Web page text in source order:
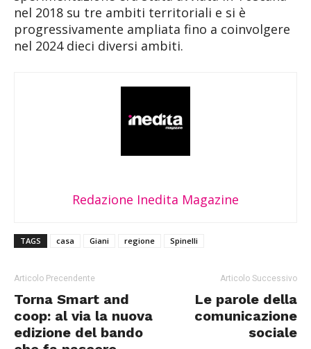
nel 2018 su tre ambiti territoriali e si è
progressivamente ampliata fino a coinvolgere
nel 2024 dieci diversi ambiti.
Redazione Inedita Magazine
TAGS casa Giani regione Spinelli
Articolo Precendente
Torna Smart and
coop: al via la nuova
edizione del bando
Articolo Successivo
Le parole della
comunicazione
sociale